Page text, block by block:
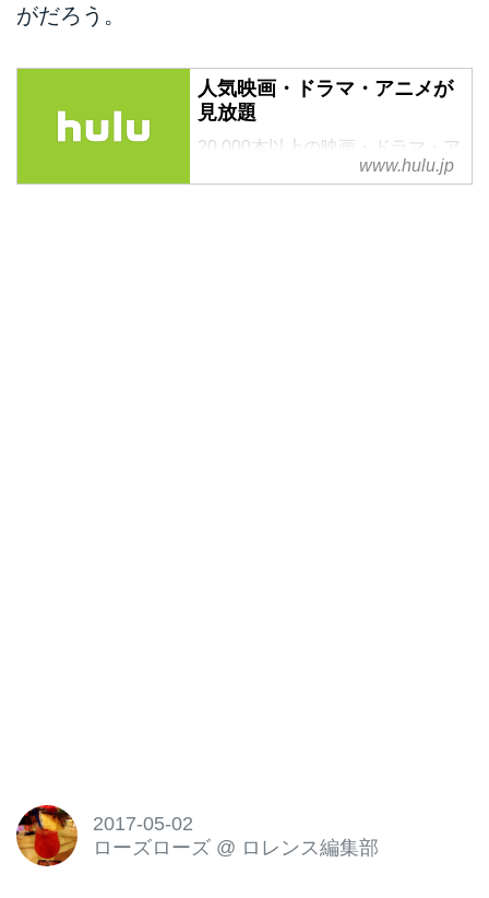
がだろう。
人気映画・ドラマ・アニメが
見放題
20,000本以上の映画・ドラマ・ア
ニメが見放題。今なら新規登録す
www.hulu.jp
2017-05-02
ローズローズ @ ロレンス編集部